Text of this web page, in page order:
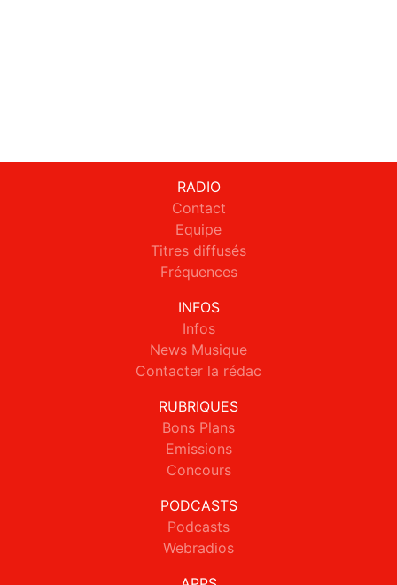
RADIO
Contact
Equipe
Titres diffusés
Fréquences
INFOS
Infos
News Musique
Contacter la rédac
RUBRIQUES
Bons Plans
Emissions
Concours
PODCASTS
Podcasts
Webradios